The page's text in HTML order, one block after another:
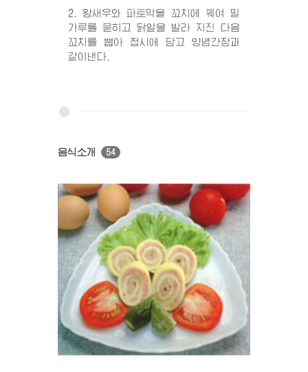
2. 왕새우와 파토막을 꼬치에 꿰여 밀
가루를 묻히고 닭알을 발라 지진 다음
꼬치를 뽑아 접시에 담고 양념간장과
같이낸다.
음식소개 54